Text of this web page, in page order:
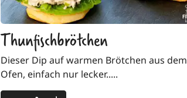
Thunfischbrötchen
Dieser Dip auf warmen Brötchen aus dem
Ofen, einfach nur lecker.....